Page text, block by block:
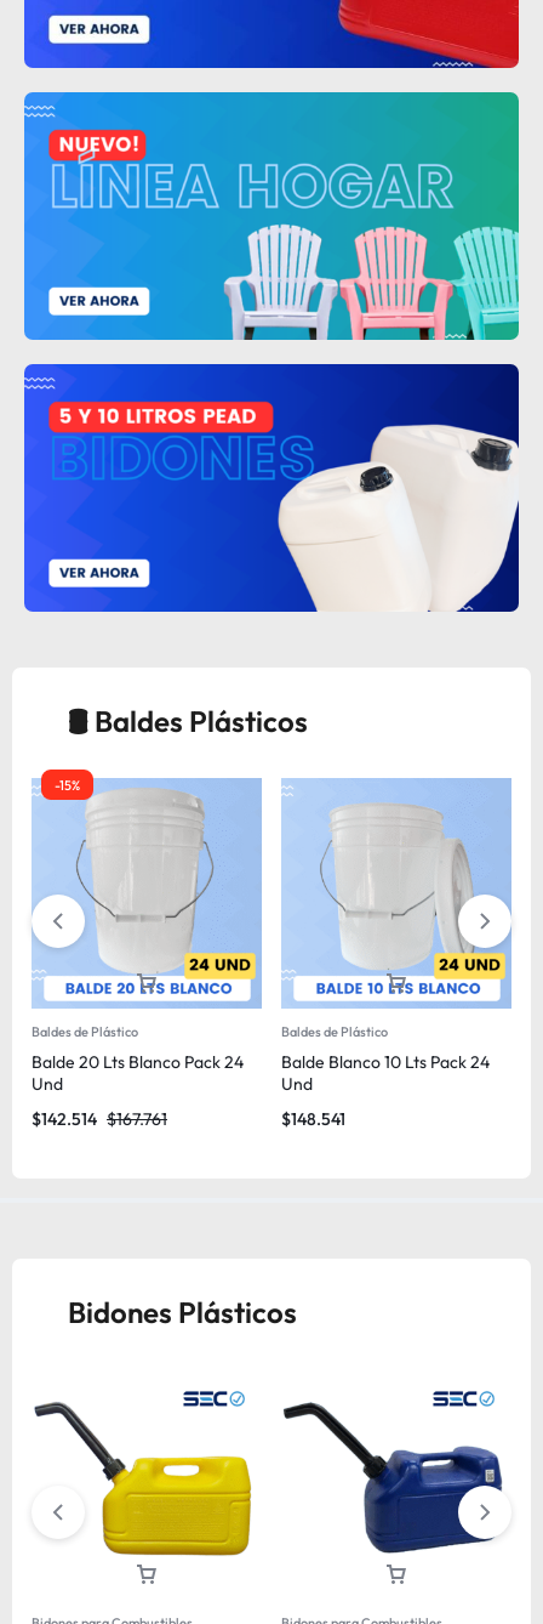
🛢 Baldes Plásticos
-15%
Baldes de Plástico
Balde 20 Lts Blanco Pack 24
Und
$167.761
$142.514
Baldes de Plástico
Balde Blanco 10 Lts Pack 24
Und
$148.541
Bidones Plásticos